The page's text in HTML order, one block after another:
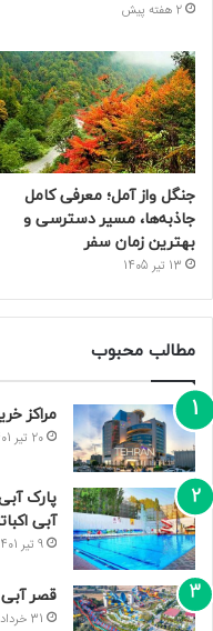
2 هفته پیش
جنگل واز آمل؛ معرفی کامل
جاذبه‌ها، مسیر دسترسی و
بهترین زمان سفر
13 تیر 1405
مطالب محبوب
مراکز
20 تیر 1401
پارک
آبی
9 تیر 1401
قصر آبی
31 خرداد 1401